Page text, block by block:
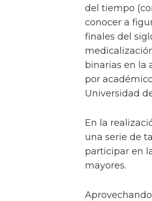
del tiempo
conocer a
finales del
binarias en la
por
Universidad
En la
una serie de
participar en
mayores.